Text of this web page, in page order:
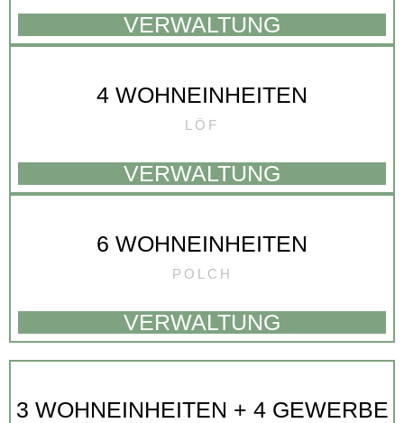
VERWALTUNG
4 WOHNEINHEITEN
LÖF
VERWALTUNG
6 WOHNEINHEITEN
POLCH
VERWALTUNG
3 WOHNEINHEITEN + 4 GEWERBE